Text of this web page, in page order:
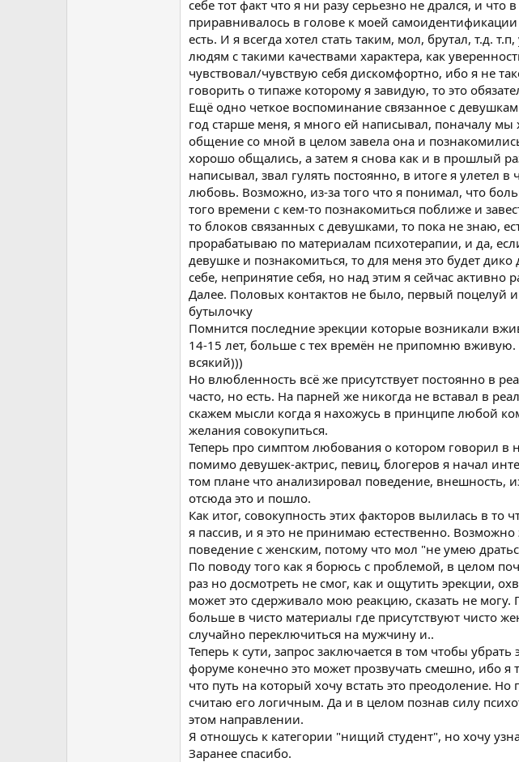
себе тот факт что я ни разу серьезно не дрался, и что
приравнивалось в голове к моей
есть. И я всегда хотел стать таким, мол, брутал, т.д.
людям с такими качествами характера, как
чувствовал/чувствую себя дискомфортно, ибо я не
говорить о типаже которому я завидую, то это
Ещё одно четкое воспоминание связанное с
год старше меня, я много ей написывал, поначалу
общение со мной в целом завела она и
хорошо общались, а затем я снова как и в прошлый
написывал, звал гулять постоянно, в итоге я улетел
любовь. Возможно, из-за того что я понимал, что
того времени с кем-то познакомиться поближе и
то блоков связанных с девушками, то пока не знаю,
прорабатываю по материалам психотерапии, и да,
девушке и познакомиться, то для меня это будет
себе, непринятие себя, но над этим я сейчас активно
Далее. Половых контактов не было, первый поцелуй
бутылочку
Помнится последние эрекции которые возникали
14-15 лет, больше с тех времён не припомню
всякий)))
Но влюбленность всё же присутствует постоянно в
часто, но есть. На парней же никогда не вставал в
скажем мысли когда я нахожусь в принципе любой
желания совокупиться.
Теперь про симптом любования о котором говорил в
помимо девушек-актрис, певиц, блогеров я начал
том плане что анализировал поведение, внешность,
отсюда это и пошло.
Как итог, совокупность этих факторов вылилась в то
я пассив, и я это не принимаю естественно. Возможно
поведение с женским, потому что мол "не умею
По поводу того как я борюсь с проблемой, в целом
раз но досмотреть не смог, как и ощутить эрекции,
может это сдерживало мою реакцию, сказать не могу.
больше в чисто материалы где присутствуют чисто
случайно переключиться на мужчину и..
Теперь к сути, запрос заключается в том чтобы
форуме конечно это может прозвучать смешно, ибо я
что путь на который хочу встать это преодоление.
считаю его логичным. Да и в целом познав силу
этом направлении.
Я отношусь к категории "нищий студент", но хочу
Заранее спасибо.